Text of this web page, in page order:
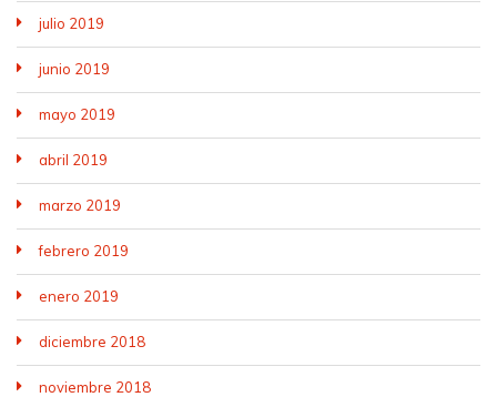
julio 2019
junio 2019
mayo 2019
abril 2019
marzo 2019
febrero 2019
enero 2019
diciembre 2018
noviembre 2018